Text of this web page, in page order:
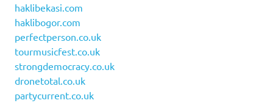
haklibekasi.com
haklibogor.com
perfectperson.co.uk
tourmusicfest.co.uk
strongdemocracy.co.uk
dronetotal.co.uk
partycurrent.co.uk